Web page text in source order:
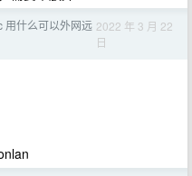
用什么可以外网远 2022 年 3 月 22
日